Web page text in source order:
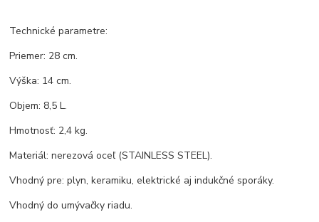
Technické parametre:
Priemer: 28 cm.
Výška: 14 cm.
Objem: 8,5 L.
Hmotnosť: 2,4 kg.
Materiál: nerezová oceľ (STAINLESS STEEL).
Vhodný pre: plyn, keramiku, elektrické aj indukčné sporáky.
Vhodný do umývačky riadu.